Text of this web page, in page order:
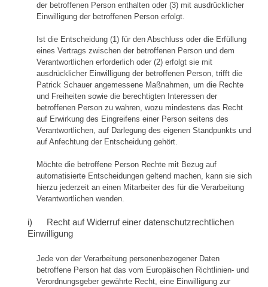
der betroffenen Person enthalten oder (3) mit ausdrücklicher
Einwilligung der betroffenen Person erfolgt.
Ist die Entscheidung (1) für den Abschluss oder die Erfüllung
eines Vertrags zwischen der betroffenen Person und dem
Verantwortlichen erforderlich oder (2) erfolgt sie mit
ausdrücklicher Einwilligung der betroffenen Person, trifft die
Patrick Schauer angemessene Maßnahmen, um die Rechte
und Freiheiten sowie die berechtigten Interessen der
betroffenen Person zu wahren, wozu mindestens das Recht
auf Erwirkung des Eingreifens einer Person seitens des
Verantwortlichen, auf Darlegung des eigenen Standpunkts und
auf Anfechtung der Entscheidung gehört.
Möchte die betroffene Person Rechte mit Bezug auf
automatisierte Entscheidungen geltend machen, kann sie sich
hierzu jederzeit an einen Mitarbeiter des für die Verarbeitung
Verantwortlichen wenden.
i) Recht auf Widerruf einer datenschutzrechtlichen
Einwilligung
Jede von der Verarbeitung personenbezogener Daten
betroffene Person hat das vom Europäischen Richtlinien- und
Verordnungsgeber gewährte Recht, eine Einwilligung zur